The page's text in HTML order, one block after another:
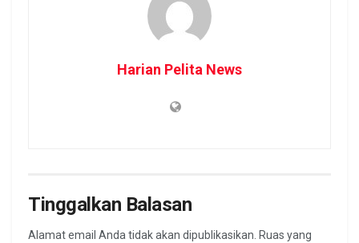
Harian Pelita News
Tinggalkan Balasan
Alamat email Anda tidak akan dipublikasikan. Ruas yang